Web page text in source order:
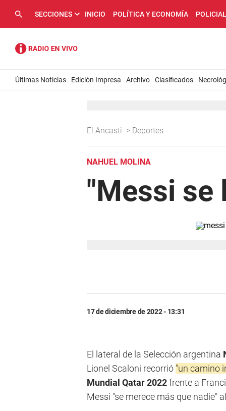
SECCIONES INICIO POLÍTICA Y ECONOMÍA
Últimas Noticias Edición Impresa Archivo Clasificados
El Ancasti > Deportes
NAHUEL MOLINA
"Messi se
17 de diciembre de 2022 - 13:31
El lateral de la Selección argentina
Lionel Scaloni recorrió "un camino
Mundial Qatar 2022frente a
Messi "se merece más que nadie"